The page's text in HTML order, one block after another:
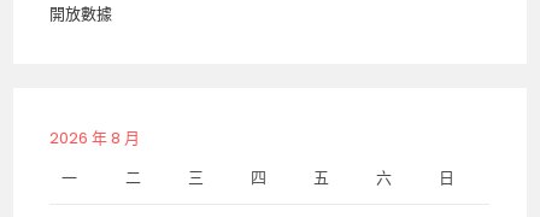
開放數據
2026 年 8 月
一
二 三 四 五 六 日